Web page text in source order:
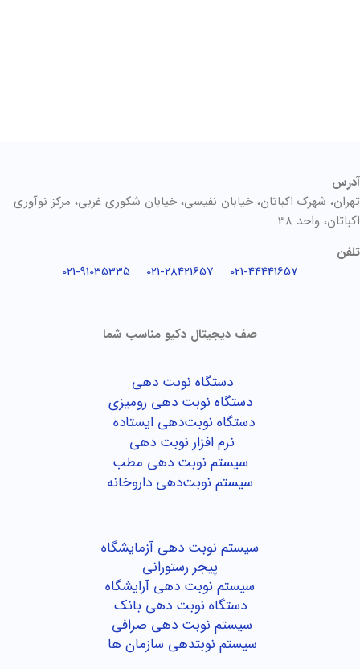
آدرس
تهران، شهرک اکباتان، خیابان نفیسی، خیابان شکوری غربی، مرکز نوآوری
اکباتان، واحد 38
تلفن
021-44441657
021-28421657
021-91035335
صف دیجیتال دکیو مناسب شما
دستگاه نوبت دهی
دستگاه نوبت دهی رومیزی
دستگاه نوبت‌دهی ایستاده
نرم افزار نوبت دهی
سیستم نوبت دهی مطب
سیستم نوبت‌دهی داروخانه
سیستم نوبت دهی آزمایشگاه
پیجر رستورانی
سیستم نوبت دهی آرایشگاه
دستگاه نوبت دهی بانک
سیستم نوبت دهی صرافی
سیستم نوبتدهی سازمان ها